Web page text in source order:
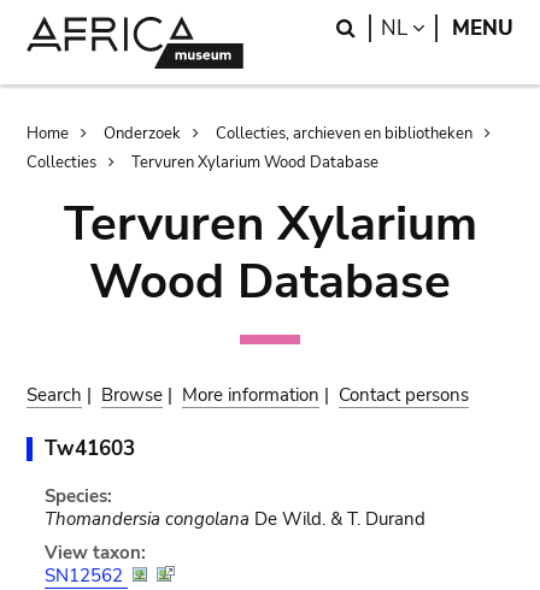
Search
NL LANGUAGE
MENU
Breadcrumb
Home Onderzoek
Collecties, archieven en bibliotheken
Collecties
Tervuren Xylarium Wood Database
Tervuren Xylarium
Wood Database
Search | Browse | More information | Contact persons
Tw41603
Species:
Thomandersia congolana De Wild. & T. Durand
View taxon:
SN12562